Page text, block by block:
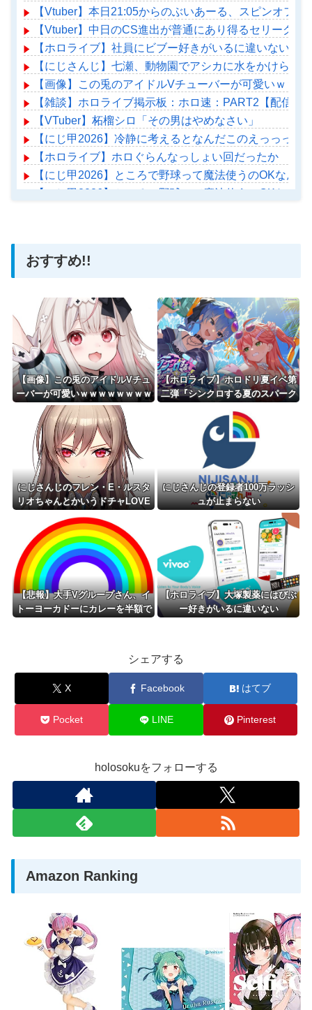
【Vtuber】本日21:05からのぶいあーる、スピンオフ企
【Vtuber】中日のCS進出が普通にあり得るセリーグ
【ホロライブ】社員にビブー好きがいるに違いない（
【にじさんじ】七瀬、動物園でアシカに水をかけられ
【画像】この兎のアイドルVチューバーが可愛いｗｗ
【雑談】ホロライブ掲示板：ホロ速：PART2【配信実
【VTuber】柘榴シロ「その男はやめなさい」
【にじ甲2026】冷静に考えるとなんだこのえっっっな
【ホロライブ】ホロぐらんなっしょい回だったか
【にじ甲2026】ところで野球って魔法使うのOKなんや
【にじ甲2026】ところで野球って魔法使うのOKなんや
おすすめ!!
【画像】この兎のアイドルVチュ
ーバーが可愛いｗｗｗｗｗｗｗｗ
ｗｗ
【ホロライブ】ホロドリ夏イベ第
二弾『シンクロする夏のスパーク
は水着みこめっと
にじさんじのフレン・E・ルスタ
リオちゃんとかいうドチャLOVE
ｗｗｗ
にじさんじの登録者100万ラッシ
ュが止まらない
【悲報】大手Vグループさん、イ
トーヨーカドーにカレーを半額で
【ホロライブ】大塚製薬にはびぶ
ー好きがいるに違いない
シェアする
X Facebook はてブ
Pocket LINE Pinterest
holosokuをフォローする
Amazon Ranking